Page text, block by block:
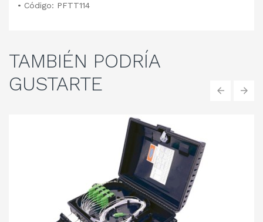
• Código: PFTT114
TAMBIÉN PODRÍA
GUSTARTE